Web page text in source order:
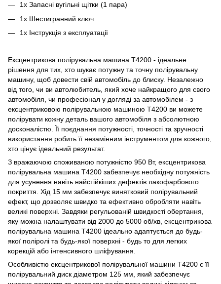
1x Запасні вугільні щітки (1 пара)
1x Шестигранний ключ
1x Інструкція з експлуатації
Ексцентрикова полірувальна машина T4200 - ідеальне
рішення для тих, хто шукає потужну та точну полірувальну
машину, щоб довести свій автомобіль до блиску. Незалежно
від того, чи ви автолюбитель, який хоче найкращого для свого
автомобіля, чи професіонал у догляді за автомобілем - з
ексцентриковою полірувальною машиною T4200 ви можете
полірувати кожну деталь вашого автомобіля з абсолютною
досконалістю. Її поєднання потужності, точності та зручності
використання робить її незамінним інструментом для кожного,
хто цінує ідеальний результат.
З вражаючою споживаною потужністю 950 Вт, ексцентрикова
полірувальна машина T4200 забезпечує необхідну потужність
для усунення навіть найстійкіших дефектів лакофарбового
покриття. Хід 15 мм забезпечує винятковий полірувальний
ефект, що дозволяє швидко та ефективно обробляти навіть
великі поверхні. Завдяки регульованій швидкості обертання,
яку можна налаштувати від 2000 до 5000 об/хв, ексцентрикова
полірувальна машина T4200 ідеально адаптується до будь-
якої поліролі та будь-якої поверхні - будь то для легких
корекцій або інтенсивного шліфування.
Особливістю ексцентрикової полірувальної машини T4200 є її
полірувальний диск діаметром 125 мм, який забезпечує